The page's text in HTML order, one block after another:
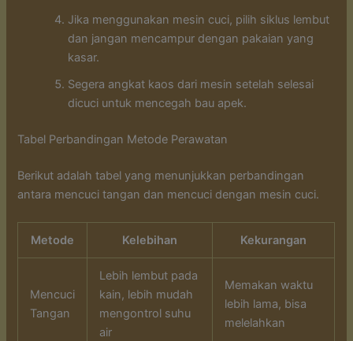
Jika menggunakan mesin cuci, pilih siklus lembut
dan jangan mencampur dengan pakaian yang
kasar.
Segera angkat kaos dari mesin setelah selesai
dicuci untuk mencegah bau apek.
Tabel Perbandingan Metode Perawatan
Berikut adalah tabel yang menunjukkan perbandingan
antara mencuci tangan dan mencuci dengan mesin cuci.
Metode Kelebihan Kekurangan
Mencuci
Tangan
Lebih lembut pada
kain, lebih mudah
mengontrol suhu
air
Memakan waktu
lebih lama, bisa
melelahkan